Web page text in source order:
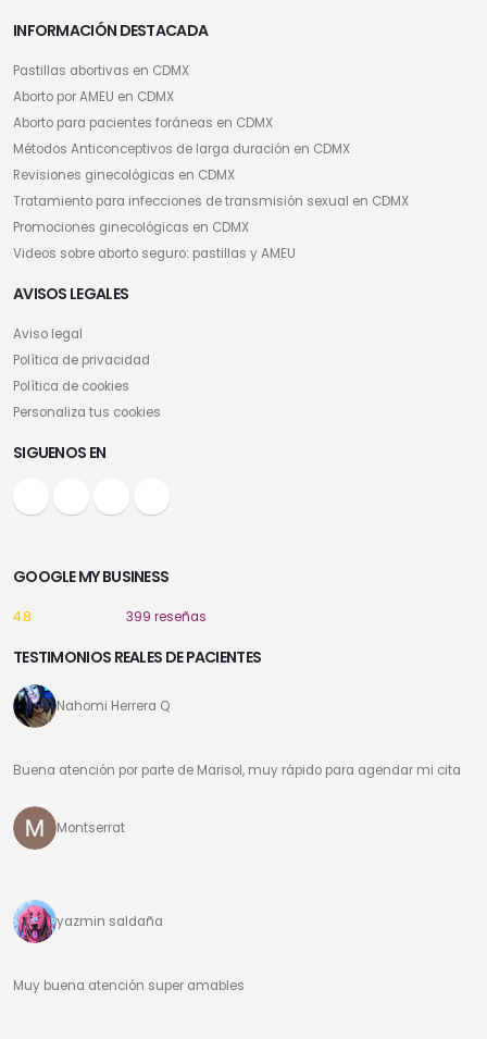
INFORMACIÓN DESTACADA
Pastillas abortivas en CDMX
Aborto por AMEU en CDMX
Aborto para pacientes foráneas en CDMX
Métodos Anticonceptivos de larga duración en CDMX
Revisiones ginecológicas en CDMX
Tratamiento para infecciones de transmisión sexual en CDMX
Promociones ginecológicas en CDMX
Videos sobre aborto seguro: pastillas y AMEU
AVISOS LEGALES
Aviso legal
Política de privacidad
Política de cookies
Personaliza tus cookies
SIGUENOS EN
GOOGLE MY BUSINESS
4.8 399 reseñas
TESTIMONIOS REALES DE PACIENTES
Nahomi Herrera Q
Buena atención por parte de Marisol, muy rápido para agendar mi cita
Montserrat
yazmin saldaña
Muy buena atención super amables